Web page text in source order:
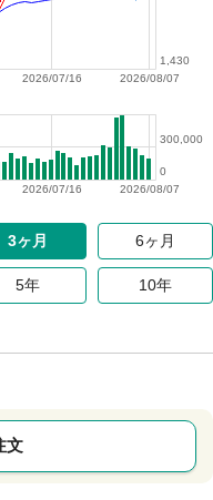
2026/08/07
2026/07/16
1,430
2026/08/07
2026/07/16
0
300,000
3ヶ月 6ヶ月
5年 10年
文